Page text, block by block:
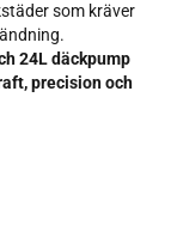
som kräver
24L däckpump
precision och